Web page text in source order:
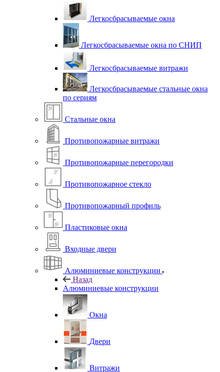
Легкосбрасываемые окна
Легкосбрасываемые окна по СНИП
Легкосбрасываемые витражи
Легкосбрасываемые стальные окна
по сериям
Стальные окна
Противопожарные витражи
Противопожарные перегородки
Противопожарное стекло
Противопожарный профиль
Пластиковые окна
Входные двери
Алюминиевые конструкции
Назад
Алюминиевые конструкции
Окна
Двери
Витражи